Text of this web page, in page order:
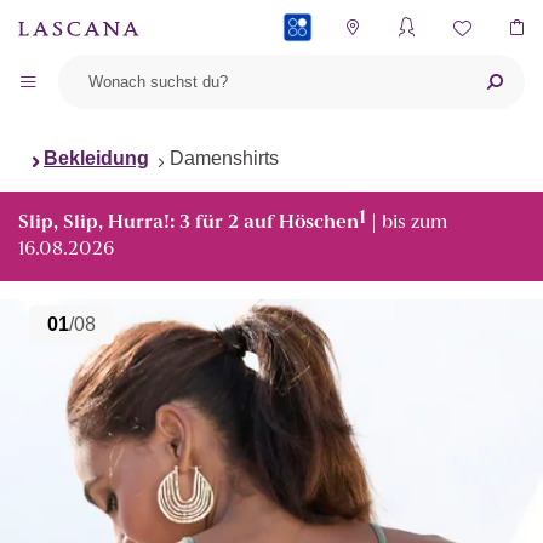
Bekleidung Damenshirts
Slip, Slip, Hurra!: 3 für 2 auf Höschen1 | bis zum
16.08.2026
01/08